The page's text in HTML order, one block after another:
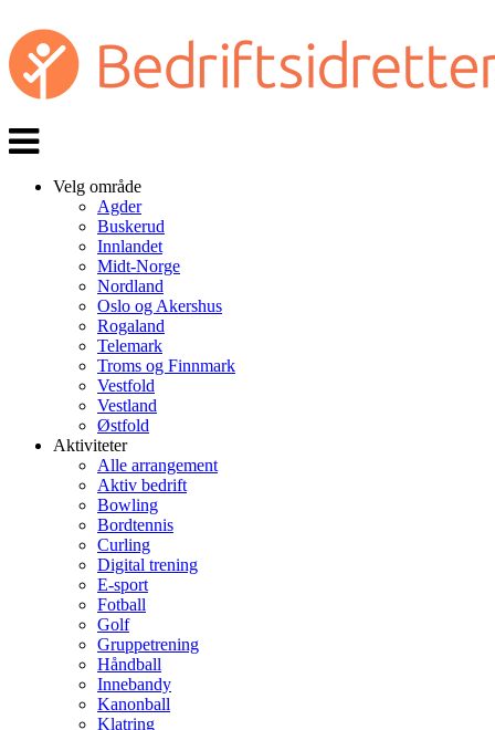
Veksle
navigasjon
Velg område
Agder
Buskerud
Innlandet
Midt-Norge
Nordland
Oslo og Akershus
Rogaland
Telemark
Troms og Finnmark
Vestfold
Vestland
Østfold
Aktiviteter
Alle arrangement
Aktiv bedrift
Bowling
Bordtennis
Curling
Digital trening
E-sport
Fotball
Golf
Gruppetrening
Håndball
Innebandy
Kanonball
Klatring